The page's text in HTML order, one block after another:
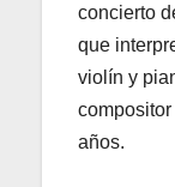
concierto
que
violín y
años.